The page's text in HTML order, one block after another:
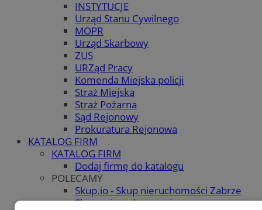
INSTYTUCJE
Urząd Stanu Cywilnego
MOPR
Urząd Skarbowy
ZUS
URZąd Pracy
Komenda Miejska policji
Straż Miejska
Straż Pożarna
Sąd Rejonowy
Prokuratura Rejonowa
KATALOG FIRM
KATALOG FIRM
Dodaj firmę do katalogu
POLECAMY
Skup.io - Skup nieruchomości Zabrze
Skup - nieruchomosci.org